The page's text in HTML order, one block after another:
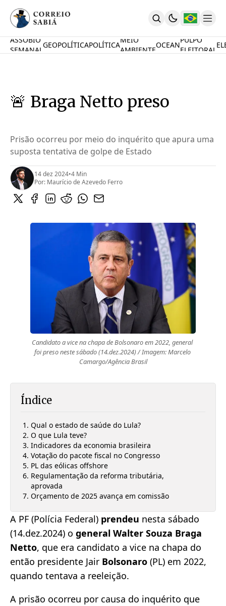
Comunidade
Contrate
Desafio Oceânico
Imposto De Renda
Calcule O Carbono
Calcule A Poupança
PARTICIPE
ASSOBIO
SEMANAL
GEOPOLÍTICAPOLÍTICA
MEIO
AMBIENTE
OCEAN
PULPO
ELEITORAL
🚨 Braga Netto preso
Prisão ocorreu por meio do inquérito que apura uma
suposta tentativa de golpe de Estado
14 dez 2024•4 Min
Por: Maurício de Azevedo Ferro
Candidato a vice na chapa de Bolsonaro em 2022, general
foi preso neste sábado (14.dez.2024) / Imagem: Marcelo
Camargo/Agência Brasil
Índice
Qual o estado de saúde do Lula?
O que Lula teve?
Indicadores da economia brasileira
Votação do pacote fiscal no Congresso
PL das eólicas offshore
Regulamentação da reforma tributária,
aprovada
Orçamento de 2025 avança em comissão
A PF (Polícia Federal) prendeu nesta sábado
(14.dez.2024) o general Walter Souza Braga
Netto, que era candidato a vice na chapa do
então presidente Jair Bolsonaro (PL) em 2022,
quando tentava a reeleição.
A prisão ocorreu por causa do inquérito que